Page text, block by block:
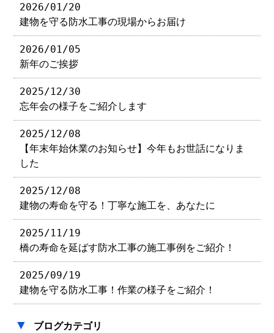
2026/01/20
建物を守る防水工事の現場からお届け
2026/01/05
新年のご挨拶
2025/12/30
忘年会の様子をご紹介します
2025/12/08
【年末年始休業のお知らせ】今年もお世話になりま
した
2025/12/08
建物の寿命を守る！丁寧な施工を、あなたに
2025/11/19
橋の寿命を延ばす防水工事の施工事例をご紹介！
2025/09/19
建物を守る防水工事！作業の様子をご紹介！
▼ ブログカテゴリ